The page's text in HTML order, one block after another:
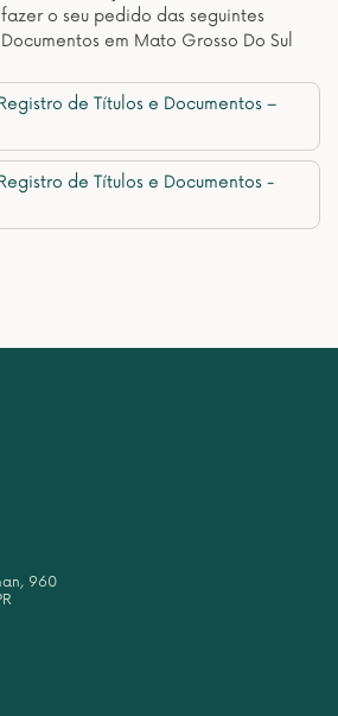
o seu pedido das seguintes
em Mato Grosso Do Sul
de Títulos e Documentos –
de Títulos e Documentos -
960